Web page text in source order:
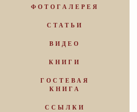
ФОТОГАЛЕРЕЯ
СТАТЬИ
ВИДЕО
КНИГИ
ГОСТЕВАЯ
КНИГА
ССЫЛКИ